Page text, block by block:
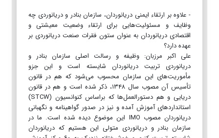
- علاوه بر ارتقاء ایمنی دریانوردان، سازمان بنادر و دریانوردی چه
وظایف و مسئولیت‌هایی برای ارتقاء وضعیت معیشتی و
اقتصادی دریانوردان به عنوان ستون فقرات صنعت دریانوردی بر
عهده دارد؟
علی اکبر مرزبان: وظیفه و رسالت اصلی سازمان بنادر و
دریانوردی تربیت دریانوردان شایسته است و این جزو
مأموریت‌های این سازمان محسوب می‌شود که هم در قانون
تأسیس آن مصوب سال ۱۳۴۸، ذکر شده است و هم در قانون
دریایی و هم دستورالعمل‌ها که براساس کنوانسیون (STCW)
استاندارد‌های آموزش آمده و نیز در صدور گواهینامه و نگهبانی
دریانوردان مصوب IMO این موضوع دیده شده است. ما در
سازمان بنادر و دریانوردی متولی این هستیم که دریانوردان